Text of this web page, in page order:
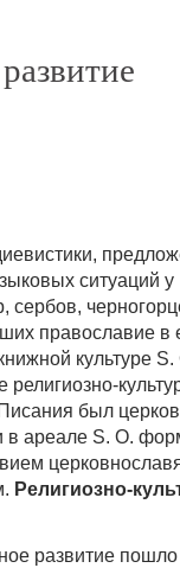
ситуаций
сербов,
православие в
культуре S.
религиозно-
был
ареале S. O.
Религиозно-
развитие пошло